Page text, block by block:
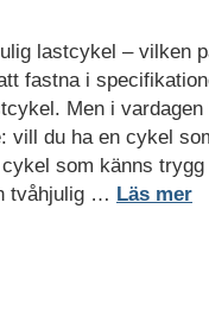
lastcykel – vilken
fastna i
Men i
vill du ha en cykel
som känns
tvåhjulig … Läs mer